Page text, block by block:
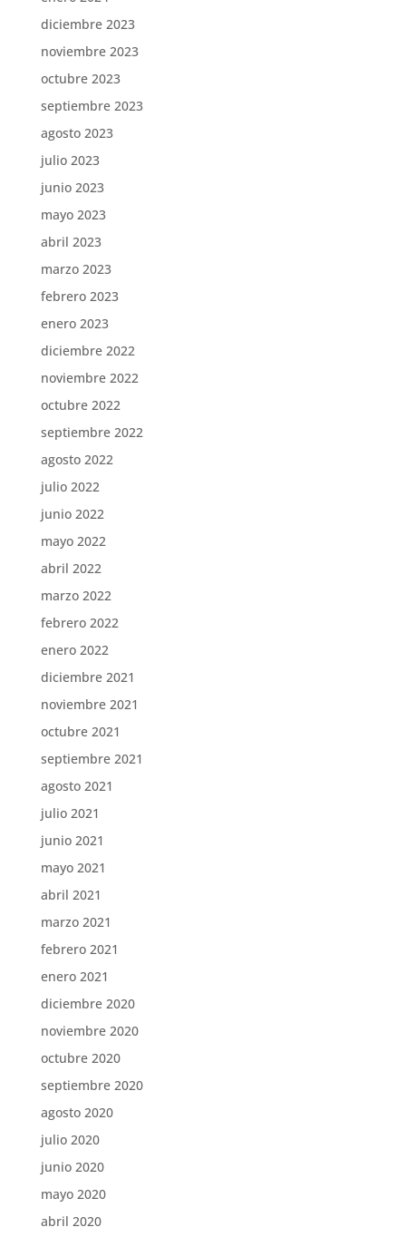
diciembre 2023
noviembre 2023
octubre 2023
septiembre 2023
agosto 2023
julio 2023
junio 2023
mayo 2023
abril 2023
marzo 2023
febrero 2023
enero 2023
diciembre 2022
noviembre 2022
octubre 2022
septiembre 2022
agosto 2022
julio 2022
junio 2022
mayo 2022
abril 2022
marzo 2022
febrero 2022
enero 2022
diciembre 2021
noviembre 2021
octubre 2021
septiembre 2021
agosto 2021
julio 2021
junio 2021
mayo 2021
abril 2021
marzo 2021
febrero 2021
enero 2021
diciembre 2020
noviembre 2020
octubre 2020
septiembre 2020
agosto 2020
julio 2020
junio 2020
mayo 2020
abril 2020